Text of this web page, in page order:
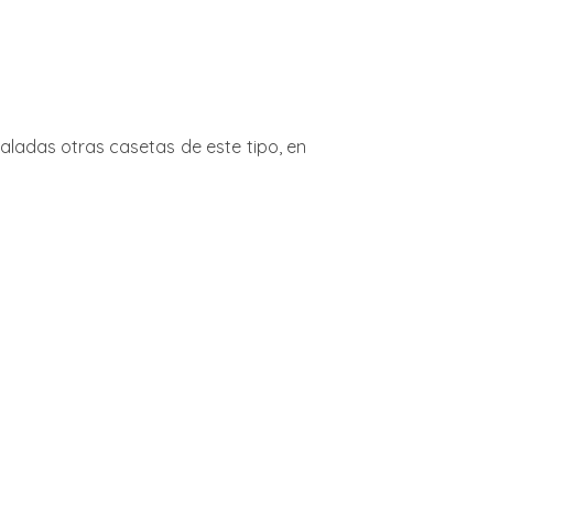
otras casetas de este tipo, en